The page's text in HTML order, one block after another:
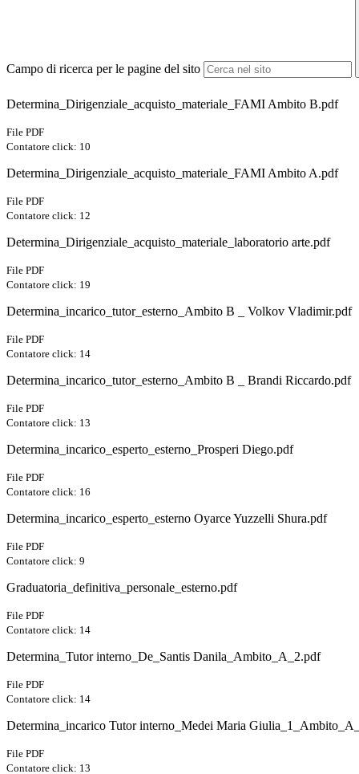
Campo di ricerca per le pagine del sito
Determina_Dirigenziale_acquisto_materiale_FAMI Ambito B.pdf
File PDF
Contatore click: 10
Determina_Dirigenziale_acquisto_materiale_FAMI Ambito A.pdf
File PDF
Contatore click: 12
Determina_Dirigenziale_acquisto_materiale_laboratorio arte.pdf
File PDF
Contatore click: 19
Determina_incarico_tutor_esterno_Ambito B _ Volkov Vladimir.pdf
File PDF
Contatore click: 14
Determina_incarico_tutor_esterno_Ambito B _ Brandi Riccardo.pdf
File PDF
Contatore click: 13
Determina_incarico_esperto_esterno_Prosperi Diego.pdf
File PDF
Contatore click: 16
Determina_incarico_esperto_esterno Oyarce Yuzzelli Shura.pdf
File PDF
Contatore click: 9
Graduatoria_definitiva_personale_esterno.pdf
File PDF
Contatore click: 14
Determina_Tutor interno_De_Santis Danila_Ambito_A_2.pdf
File PDF
Contatore click: 14
Determina_incarico Tutor interno_Medei Maria
File PDF
Contatore click: 13